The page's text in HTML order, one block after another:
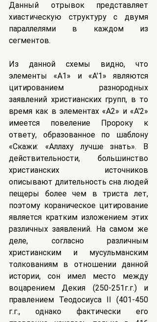
Данный отрывок представляет
хиастическую структуру с двумя
параллелями в каждом из
сегментов.
Из данной схемы видно, что
элементы «А1» и «A'1» являются
цитированием разнородных
заявлений христианских групп, в то
время как в элементах «А2» и «A'2»
имеется повеление Пророку к
ответу, образованное по шаблону
«Скажи: «Аллаху лучше знать». В
действительности, большинство
христианских источников
описывают длительность сна людей
пещеры более чем в триста лет,
поэтому кораническое цитирование
является кратким изложением этих
различных заявлений. На самом же
деле, согласно различным
христианским и мусульманским
толкованиям в отношении данной
истории, сон имел место между
воцарением Декия (250-251г.г.) и
правлением Теодосиуса II (401-450
г.г., однако фактически его